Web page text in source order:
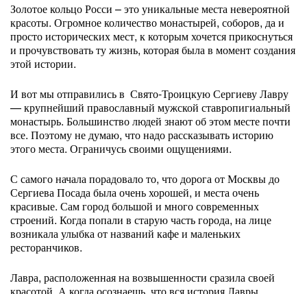
Золотое кольцо Росси – это уникальные места невероятной
красоты. Огромное количество монастырей, соборов, да и
просто исторических мест, к которым хочется прикоснуться
и прочувствовать ту жизнь, которая была в момент создания
этой истории.
И вот мы отправились в Свято-Троицкую Сергиеву Лавру
— крупнейший православный мужской ставропигиальный
монастырь. Большинство людей знают об этом месте почти
все. Поэтому не думаю, что надо рассказывать историю
этого места. Ограничусь своими ощущениями.
С самого начала порадовало то, что дорога от Москвы до
Сергиева Посада была очень хорошей, и места очень
красивые. Сам город большой и много современных
строений. Когда попали в старую часть города, на лице
возникала улыбка от названий кафе и маленьких
ресторанчиков.
Лавра, расположенная на возвышенности сразила своей